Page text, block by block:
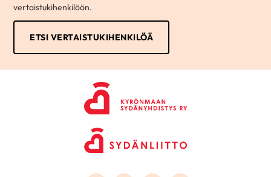
vertaistukihenkilöön.
ETSI VERTAISTUKIHENKILÖÄ